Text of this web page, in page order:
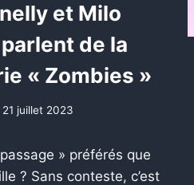
et Milo
de la
« Zombies »
21 juillet 2023
» préférés que
? Sans conteste, c’est